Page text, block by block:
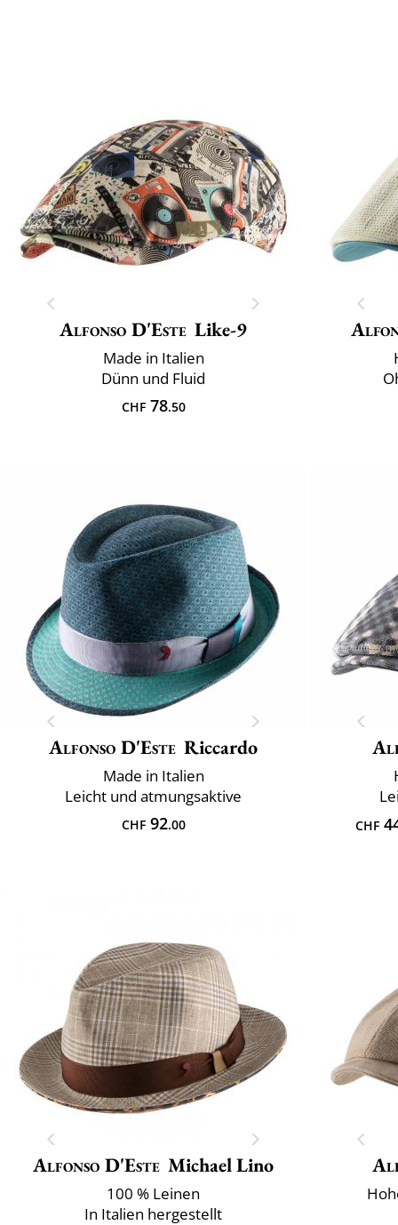
Alfonso D'Este Like-9
Made in Italien
Dünn und Fluid
CHF78.50
Alfonso D'Este Riccardo
Made in Italien
Leicht und atmungsaktive
CHF92.00 CHF
Alfonso D'Este Michael Lino
100 % Leinen
In Italien hergestellt